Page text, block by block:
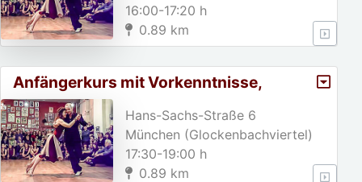
16:00-17:20 h
0.89 km
Anfängerkurs mit Vorkenntnisse,
A2/Weihnachtspause von 23. 1
Hans-Sachs-Straße 6
München (Glockenbachviertel)
17:30-19:00 h
0.89 km